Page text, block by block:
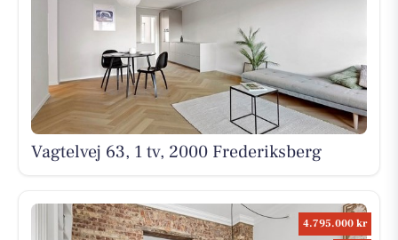
Vagtelvej 63, 1 tv, 2000 Frederiksberg
4.795.000 kr